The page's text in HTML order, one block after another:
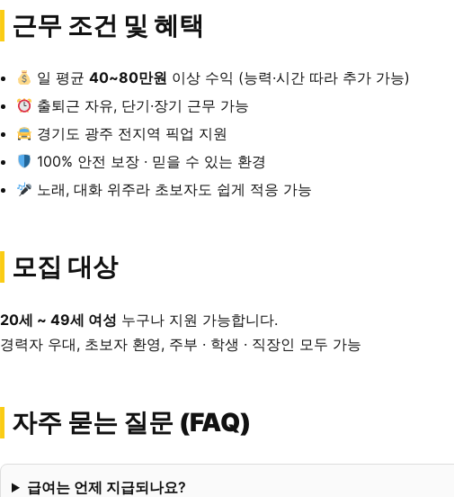
근무 조건 및 혜택
일 평균40~80만원 이상 수익 (능력·시간 따라 추가 가능)
출퇴근 자유, 단기·장기 근무 가능
경기도 광주 전지역 픽업 지원
100% 안전 보장 · 믿을 수 있는 환경
노래, 대화 위주라 초보자도 쉽게 적응 가능
모집 대상
20세 ~ 49세 여성 누구나 지원 가능합니다.
경력자 우대, 초보자 환영, 주부 · 학생 · 직장인 모두 가능
자주 묻는 질문 (FAQ)
급여는 언제 지급되나요?